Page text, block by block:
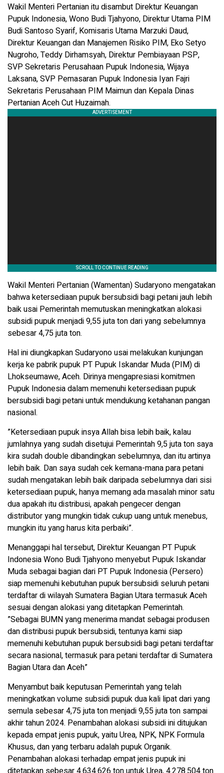
Wakil Menteri Pertanian itu disambut Direktur Keuangan
Pupuk Indonesia, Wono Budi Tjahyono, Direktur Utama PIM
Budi Santoso Syarif, Komisaris Utama Marzuki Daud,
Direktur Keuangan dan Manajemen Risiko PIM, Eko Setyo
Nugroho, Teddy Dirhamsyah, Direktur Pembiayaan PSP,
SVP Sekretaris Perusahaan Pupuk Indonesia, Wijaya
Laksana, SVP Pemasaran Pupuk Indonesia Iyan Fajri
Sekretaris Perusahaan PIM Maimun dan Kepala Dinas
Pertanian Aceh Cut Huzaimah.
Wakil Menteri Pertanian (Wamentan) Sudaryono mengatakan
bahwa ketersediaan pupuk bersubsidi bagi petani jauh lebih
baik usai Pemerintah memutuskan meningkatkan alokasi
subsidi pupuk menjadi 9,55 juta ton dari yang sebelumnya
sebesar 4,75 juta ton.
Hal ini diungkapkan Sudaryono usai melakukan kunjungan
kerja ke pabrik pupuk PT Pupuk Iskandar Muda (PIM) di
Lhokseumawe, Aceh. Dirinya mengapresiasi komitmen
Pupuk Indonesia dalam memenuhi ketersediaan pupuk
bersubsidi bagi petani untuk mendukung ketahanan pangan
nasional.
”Ketersediaan pupuk insya Allah bisa lebih baik, kalau
jumlahnya yang sudah disetujui Pemerintah 9,5 juta ton saya
kira sudah double dibandingkan sebelumnya, dan itu artinya
lebih baik. Dan saya sudah cek kemana-mana para petani
sudah mengatakan lebih baik daripada sebelumnya dari sisi
ketersediaan pupuk, hanya memang ada masalah minor satu
dua apakah itu distribusi, apakah pengecer dengan
distributor yang mungkin tidak cukup uang untuk menebus,
mungkin itu yang harus kita perbaiki”.
Menanggapi hal tersebut, Direktur Keuangan PT Pupuk
Indonesia Wono Budi Tjahyono menyebut Pupuk Iskandar
Muda sebagai bagian dari PT Pupuk Indonesia (Persero)
siap memenuhi kebutuhan pupuk bersubsidi seluruh petani
terdaftar di wilayah Sumatera Bagian Utara termasuk Aceh
sesuai dengan alokasi yang ditetapkan Pemerintah.
”Sebagai BUMN yang menerima mandat sebagai produsen
dan distribusi pupuk bersubsidi, tentunya kami siap
memenuhi kebutuhan pupuk bersubsidi bagi petani terdaftar
secara nasional, termasuk para petani terdaftar di Sumatera
Bagian Utara dan Aceh”
Menyambut baik keputusan Pemerintah yang telah
meningkatkan volume subsidi pupuk dua kali lipat dari yang
semula sebesar 4,75 juta ton menjadi 9,55 juta ton sampai
akhir tahun 2024. Penambahan alokasi subsidi ini ditujukan
kepada empat jenis pupuk, yaitu Urea, NPK, NPK Formula
Khusus, dan yang terbaru adalah pupuk Organik.
Penambahan alokasi terhadap empat jenis pupuk ini